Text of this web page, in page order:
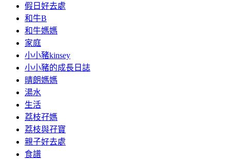
假日好去處
和牛B
和牛媽媽
家庭
小小豬kinsey
小小豬的成長日誌
晴朗媽媽
湯水
生活
荔枝孖媽
荔枝與孖寶
親子好去處
食譜